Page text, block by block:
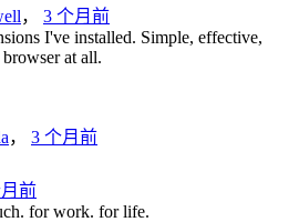
， 3 个月前
I've installed. Simple, effective,
at all.
， 3 个月前
前
for work. for life.